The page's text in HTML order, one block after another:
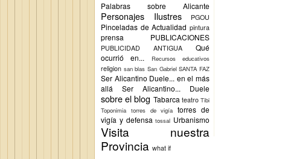
Palabras sobre Alicante
Personajes Ilustres PGOU
Pinceladas de Actualidad pintura
prensa PUBLICACIONES
PUBLICIDAD ANTIGUA
Qué
ocurrió en...
Recursos educativos
religion san blas San Gabriel SANTA FAZ
Ser Alicantino Duele... en el más
allá
Ser Alicantino... Duele
sobre el blog Tabarca teatro Tibi
Toponimia torres de vigía torres de
vigía y defensa tossal Urbanismo
Visita nuestra
Provincia what if